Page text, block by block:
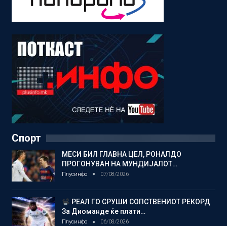
Спорт
МЕСИ БИЛ ГЛАВНА ЦЕЛ, РОНАЛДО
ПРОГОНУВАН НА МУНДИЈАЛОТ…
Плусинфо 07/08/2026
РЕАЛ ГО СРУШИ СОПСТВЕНИОТ РЕКОРД
За Диоманде ќе плати…
Плусинфо 06/08/2026